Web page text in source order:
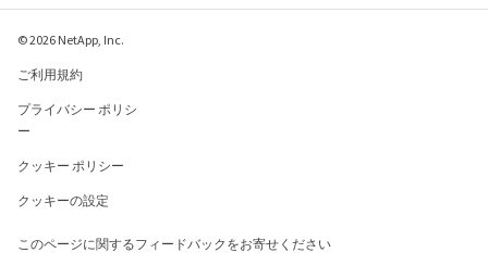
© 2026 NetApp, Inc.
ご利用規約
プライバシー ポリシ
ー
クッキー ポリシー
クッキーの設定
このページに関するフィードバックをお寄せください